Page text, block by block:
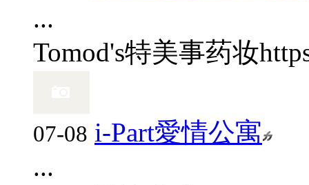
...
Tomod's特美事药妆
07-08 i-Part愛情公寓
...